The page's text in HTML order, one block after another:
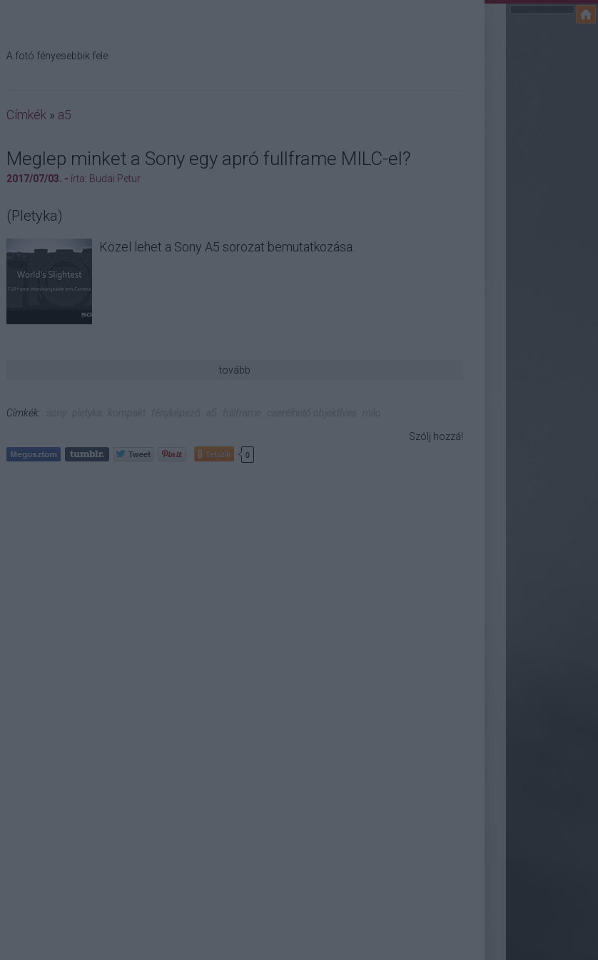
A fotó fényesebbik fele
Címkék» a5
Meglep minket a Sony egy apró fullframe MILC-el?
2017/07/03. - írta: Budai Petur
(Pletyka)
Közel lehet a Sony A5 sorozat bemutatkozása.
tovább
Címkék:
Tetszik 0
Szólj hozzá!